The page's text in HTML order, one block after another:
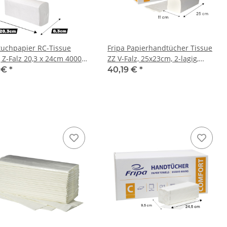
RC-Tissue
Falz 20,3 x 24cm 4000
€ *
Fripa Papierhandtücher Tissue
ZZ V-Falz, 25x23cm, 2-lagig,
hochweiß 3200 Blatt
40,19 € *